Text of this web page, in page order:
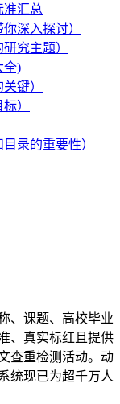
准汇总
深入探讨）
究主题）
全)
键）
）
录的重要性）
、课题、高校毕业
、真实标红且提供
查重检测活动。动
统现已为超千万人